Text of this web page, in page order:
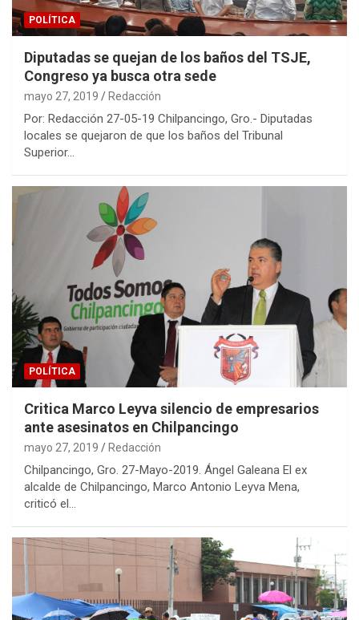
POLÍTICA
Diputadas se quejan de los baños del TSJE,
Congreso ya busca otra sede
mayo 27, 2019 Redacción
Por: Redacción 27-05-19 Chilpancingo, Gro.- Diputadas
locales se quejaron de que los baños del Tribunal
Superior…
POLÍTICA
Critica Marco Leyva silencio de empresarios
ante asesinatos en Chilpancingo
mayo 27, 2019 Redacción
Chilpancingo, Gro. 27-Mayo-2019. Ángel Galeana El ex
alcalde de Chilpancingo, Marco Antonio Leyva Mena,
criticó el…